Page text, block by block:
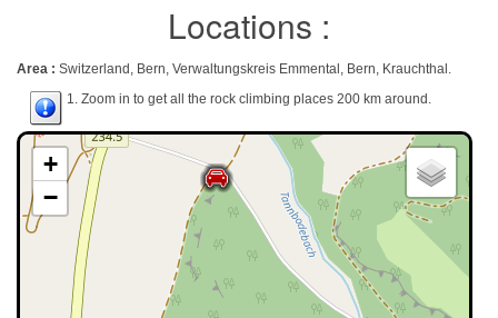
Locations :
Area : Switzerland, Bern, Verwaltungskreis Emmental, Bern, Krauchthal.
1. Zoom in to get all the rock climbing places 200 km around.
+
−